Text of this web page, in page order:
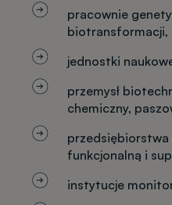
pracownie
biotransformacji,
jednostki
przemysł
chemiczny,
przedsiębiorstwa
funkcjonalną i
instytucje